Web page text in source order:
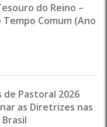
do Reino –
Comum (Ano
Pastoral 2026
as Diretrizes nas